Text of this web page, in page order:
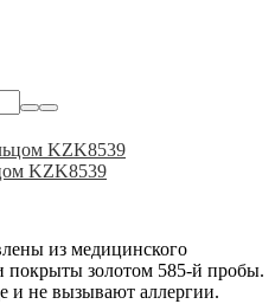
KZK8539
из медицинского
покрыты золотом 585-й пробы.
и не вызывают аллергии.